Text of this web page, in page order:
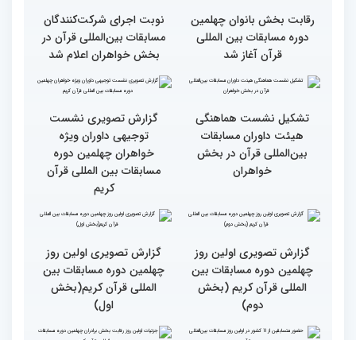
طنینی به وسعت یک جهان/
گزارش توصیفی و حاشیه
نگاری از حال و هوای اولین
روز مسابقات قرآن
جزئیات اولین روز رقابت
بخش بانوان مسابقات
بین‌المللی قرآن کریم
رقابت بخش بانوان چهلمین
دوره مسابقات بین المللی
قرآن آغاز شد
نوبت اجرای شرکت‌کنندگان
مسابقات بین‌المللی قرآن در
بخش خواهران اعلام شد
هیئت داوران مسابقات
بین‌المللی قرآن در بخش
خواهران
توجیهی داوران ویژه
خواهران چهلمین دوره
مسابقات بین المللی قرآن
کریم